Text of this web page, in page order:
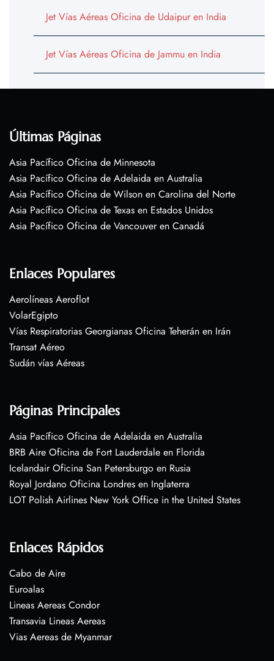
Jet Vías Aéreas Oficina de Udaipur en India
Jet Vías Aéreas Oficina de Jammu en India
Últimas Páginas
Asia Pacífico Oficina de Minnesota
Asia Pacífico Oficina de Adelaida en Australia
Asia Pacífico Oficina de Wilson en Carolina del Norte
Asia Pacífico Oficina de Texas en Estados Unidos
Asia Pacífico Oficina de Vancouver en Canadá
Enlaces Populares
Aerolíneas Aeroflot
VolarEgipto
Vías Respiratorias Georgianas Oficina Teherán en Irán
Transat Aéreo
Sudán vías Aéreas
Páginas Principales
Asia Pacífico Oficina de Adelaida en Australia
BRB Aire Oficina de Fort Lauderdale en Florida
Icelandair Oficina San Petersburgo en Rusia
Royal Jordano Oficina Londres en Inglaterra
LOT Polish Airlines New York Office in the United States
Enlaces Rápidos
Cabo de Aire
Euroalas
Lineas Aereas Condor
Transavia Lineas Aereas
Vias Aereas de Myanmar